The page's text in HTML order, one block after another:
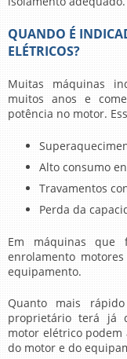
QUANDO É
ELÉTRICOS?
Muitas máquinas
muitos anos e
potência no motor.
Alto consumo
Travamentos
Perda da
Em máquinas que
enrolamento
equipamento.
Quanto mais
proprietário terá já
motor elétrico podem
do motor e do